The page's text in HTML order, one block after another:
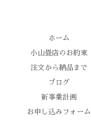
ホーム
小山畳店のお約束
注文から納品まで
ブログ
新事業計画
お申し込みフォーム